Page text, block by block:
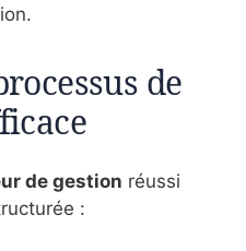
de
de gestion réussi
: